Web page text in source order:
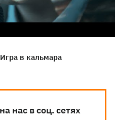
Игра в кальмара
нас в соц. сетях